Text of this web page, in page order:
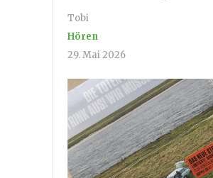
Tobi
Hören
29. Mai 2026